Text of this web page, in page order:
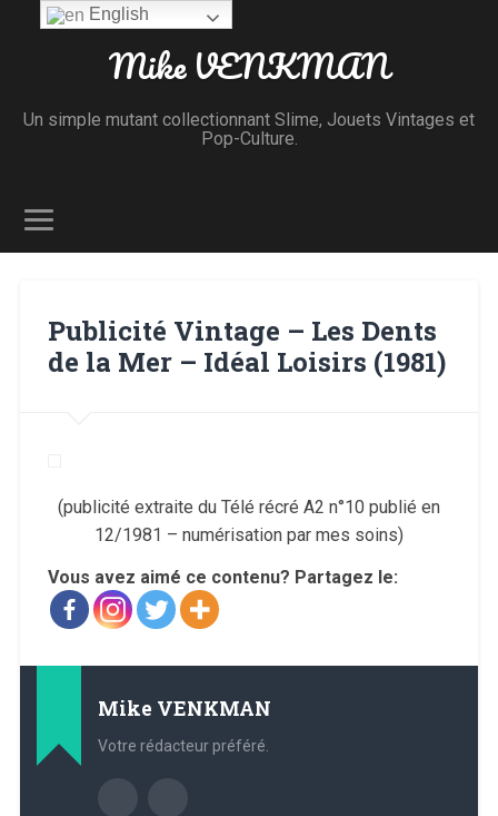
Mike VENKMAN
Un simple mutant collectionnant Slime, Jouets Vintages et
Pop-Culture.
Publicité Vintage – Les Dents
de la Mer – Idéal Loisirs (1981)
(publicité extraite du Télé récré A2 n°10 publié en
12/1981 – numérisation par mes soins)
Vous avez aimé ce contenu? Partagez le:
Mike VENKMAN
Votre rédacteur préféré.
English